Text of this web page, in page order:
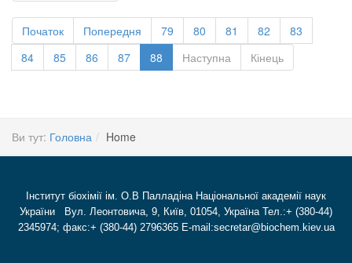
Початок Попередня 79 80 81 82
83
84
85 86 87 88 Наступна Кінець
Ви тут: Головна Home
Інститут біохімії ім. О.В Палладіна Національної академії наук
України Вул. Леонтовича, 9, Київ, 01054, Україна Тел.:+ (380-44)
2345974; факс:+ (380-44) 2796365 E-mail:secretar@biochem.kiev.ua